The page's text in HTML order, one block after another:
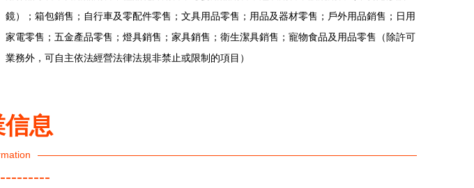
鏡）；箱包銷售；自行車及零配件零售；文具用品零售；用品及器材零售；戶外用品銷售；日用
家電零售；五金產品零售；燈具銷售；家具銷售；衛生潔具銷售；寵物食品及用品零售（除許可
業務外，可自主依法經營法律法規非禁止或限制的項目）
息